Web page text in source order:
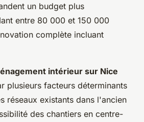
un budget plus
entre 80 000 et 150 000
complète incluant
intérieur sur Nice
plusieurs facteurs déterminants
réseaux existants dans l'ancien
des chantiers en centre-